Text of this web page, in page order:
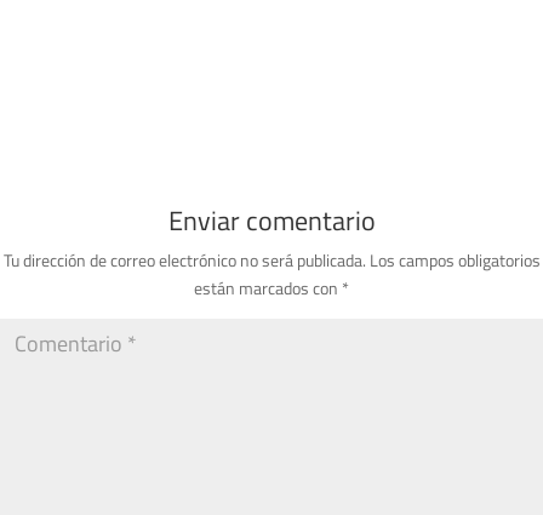
Enviar comentario
Tu dirección de correo electrónico no será publicada. Los campos obligatorios
están marcados con *